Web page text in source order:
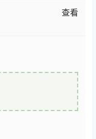
查看